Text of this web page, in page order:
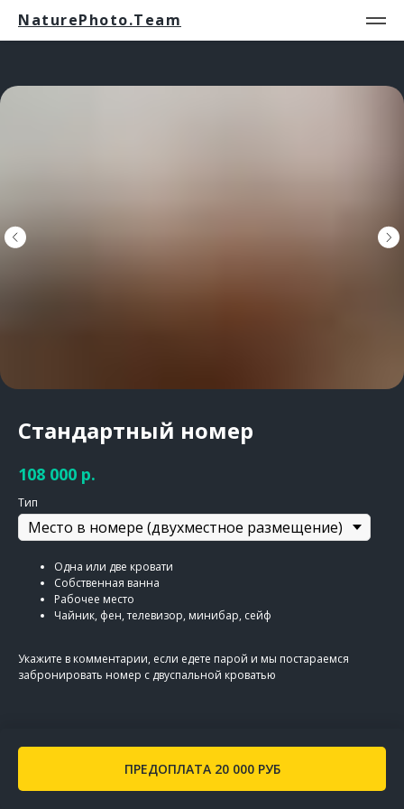
NaturePhoto.Team
Стандартный номер
108 000 р.
Тип
ПРЕДОПЛАТА 20 000 РУБ
Одна или две кровати
Собственная ванна
Рабочее место
Чайник, фен, телевизор, минибар, сейф
Укажите в комментарии, если едете парой и мы постараемся
забронировать номер с двуспальной кроватью